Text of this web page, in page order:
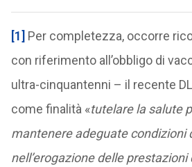
[1] Per completezza, occorre
con riferimento all’obbligo di
ultra-cinquantenni – il recente
come finalità «tutelare la salute
mantenere adeguate condizioni
nell’erogazione delle prestazioni